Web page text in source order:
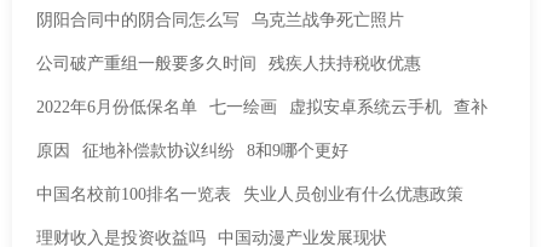
阴阳合同中的阴合同怎么写 乌克兰战争死亡照片
公司破产重组一般要多久时间 残疾人扶持税收优惠
2022年6月份低保名单 七一绘画 虚拟安卓系统云手机 查补
原因 征地补偿款协议纠纷 8和9哪个更好
中国名校前100排名一览表 失业人员创业有什么优惠政策
理财收入是投资收益吗 中国动漫产业发展现状